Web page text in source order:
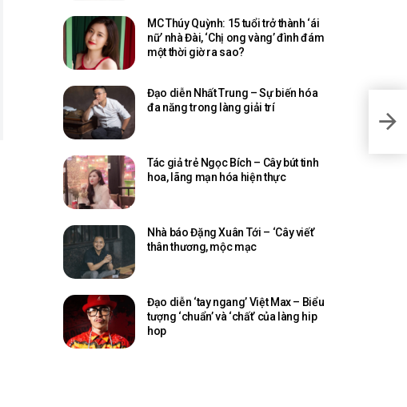
làng
MC Thúy Quỳnh: 15 tuổi trở thành ‘ái
nữ’ nhà Đài, ‘Chị ong vàng’ đình đám
một thời giờ ra sao?
Đạo diễn Nhất Trung – Sự biến hóa
đa năng trong làng giải trí
Tác giả trẻ Ngọc Bích – Cây bút tinh
hoa, lãng mạn hóa hiện thực
Nhà báo Đặng Xuân Tới – ‘Cây viết’
thân thương, mộc mạc
Đạo diễn ‘tay ngang’ Việt Max – Biểu
tượng ‘chuẩn’ và ‘chất’ của làng hip
hop